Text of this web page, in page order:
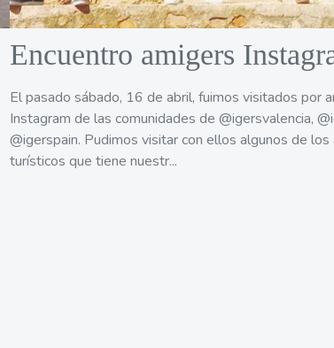
Encuentro amigers
El pasado sábado, 16 de abril, fuimos visitados por
Instagram de las comunidades de @igersvalencia,
@igerspain. Pudimos visitar con ellos algunos de
turísticos que tiene nuestr...